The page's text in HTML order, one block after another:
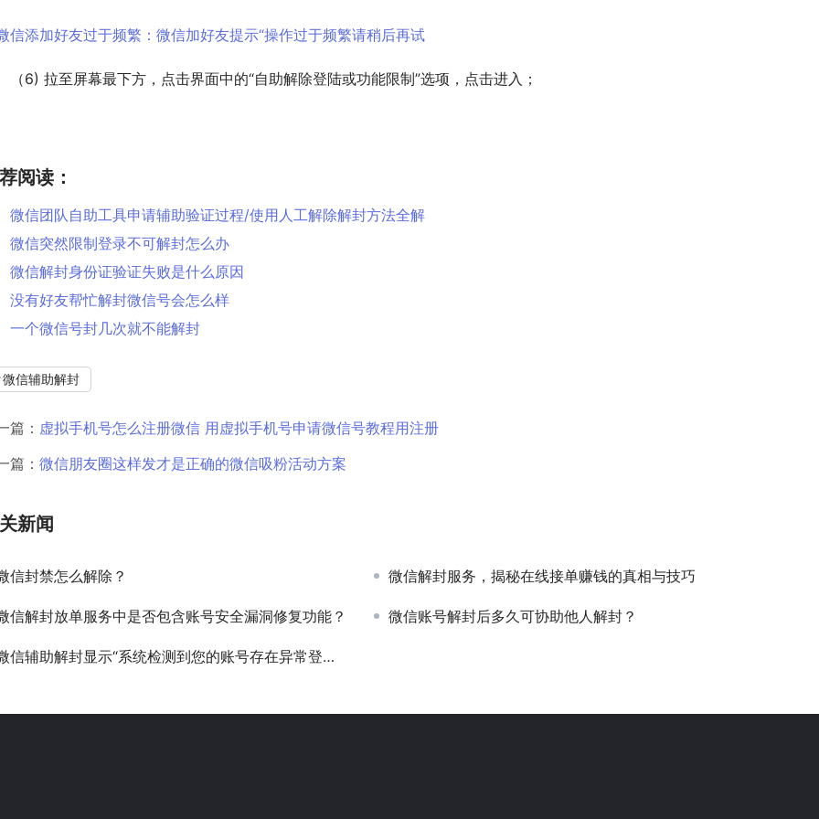
拉至屏幕最下方，点击界面中的“自助解除登陆或功能限制”选项，点击进入；
阅读：
微信团队自助工具申请辅助验证过程/使用人工解除解封方法全解
微信突然限制登录不可解封怎么办
微信解封身份证验证失败是什么原因
没有好友帮忙解封微信号会怎么样
一个微信号封几次就不能解封
微信辅助解封
篇： 虚拟手机号怎么注册微信 用虚拟手机号申请微信号教程用注册
篇： 微信朋友圈这样发才是正确的微信吸粉活动方案
新闻
信封禁怎么解除？ 微信解封服务，揭秘在线接单赚钱的真相与技巧
信解封放单服务中是否包含账号安全漏洞修复功能？ 微信账号解封后多久可协助他人解封？
信辅助解封显示“系统检测到您的账号存在异常登录设备”如何处理？